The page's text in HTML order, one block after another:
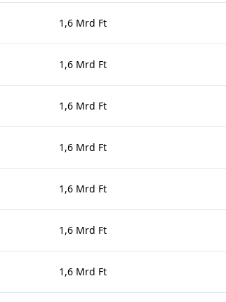
1,6 Mrd Ft
1,6 Mrd Ft
1,6 Mrd Ft
1,6 Mrd Ft
1,6 Mrd Ft
1,6 Mrd Ft
1,6 Mrd Ft